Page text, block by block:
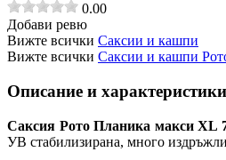
0.00
Добави ревю
Вижте всички Саксии и кашпи
Вижте всички Саксии и кашпи
Описание и характеристики
Саксия Рото Планика макси XL
УВ стабилизирана, много